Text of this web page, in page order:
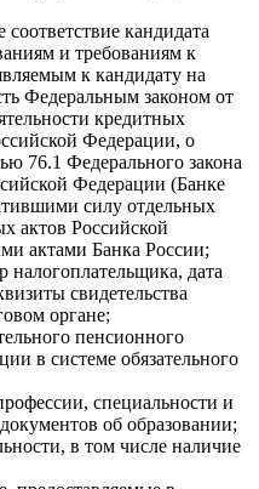
кандидата
и требованиям к
к кандидату на
Федеральным законом от
кредитных
Федерации, о
76.1 Федерального закона
Федерации (Банке
силу отдельных
актов Российской
актами Банка России;
дата
свидетельства
органе;
пенсионного
в системе обязательного
специальности и
об образовании;
в том числе наличие